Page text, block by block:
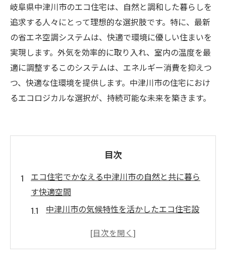
岐阜県中津川市のエコ住宅は、自然と調和した暮らしを
追求する人々にとって理想的な選択肢です。特に、最新
の省エネ空調システムは、快適で環境に優しい住まいを
実現します。外気を効率的に取り入れ、室内の温度を最
適に調整するこのシステムは、エネルギー消費を抑えつ
つ、快適な住環境を提供します。中津川市の住宅におけ
るエコロジカルな選択が、持続可能な未来を築きます。
目次
エコ住宅でかなえる中津川市の自然と共に暮ら
す快適空間
中津川市の気候特性を活かしたエコ住宅設
自然素材を用いた住まいづくりの魅力